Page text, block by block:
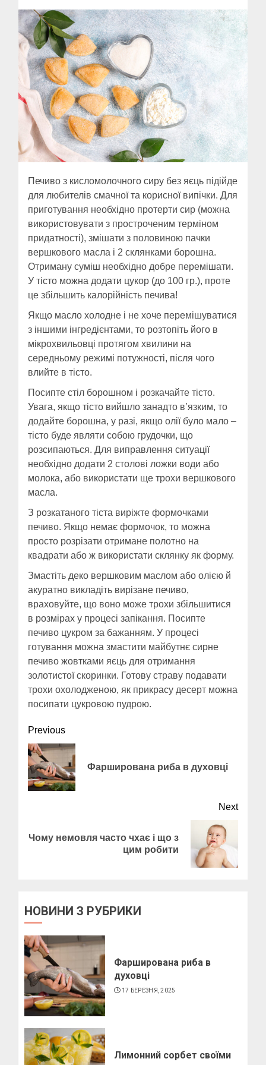
Печиво з кисломолочного сиру без яєць підійде
для любителів смачної та корисної випічки. Для
приготування необхідно протерти сир (можна
використовувати з простроченим терміном
придатності), змішати з половиною пачки
вершкового масла і 2 склянками борошна.
Отриману суміш необхідно добре перемішати.
У тісто можна додати цукор (до 100 гр.), проте
це збільшить калорійність печива!
Якщо масло холодне і не хоче перемішуватися
з іншими інгредієнтами, то розтопіть його в
мікрохвильовці протягом хвилини на
середньому режимі потужності, після чого
влийте в тісто.
Посипте стіл борошном і розкачайте тісто.
Увага, якщо тісто вийшло занадто в’язким, то
додайте борошна, у разі, якщо олії було мало –
тісто буде являти собою грудочки, що
розсипаються. Для виправлення ситуації
необхідно додати 2 столові ложки води або
молока, або використати ще трохи вершкового
масла.
З розкатаного тіста виріжте формочками
печиво. Якщо немає формочок, то можна
просто розрізати отримане полотно на
квадрати або ж використати склянку як форму.
Змастіть деко вершковим маслом або олією й
акуратно викладіть вирізане печиво,
враховуйте, що воно може трохи збільшитися
в розмірах у процесі запікання. Посипте
печиво цукром за бажанням. У процесі
готування можна змастити майбутнє сирне
печиво жовтками яєць для отримання
золотистої скоринки. Готову страву подавати
трохи охолодженою, як прикрасу десерт можна
посипати цукровою пудрою.
Continue
Reading
Previous
Фарширована риба в духовці
Next
Next
Чому немовля часто чхає і що з
цим робити
НОВИНИ З РУБРИКИ
Фарширована риба в
духовці
17 БЕРЕЗНЯ, 2025
Лимонний сорбет своїми
Пози для фотографій на
вулиці
3